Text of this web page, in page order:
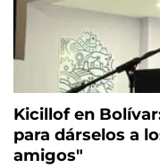
Kicillof en
para dárselos a
amigos"